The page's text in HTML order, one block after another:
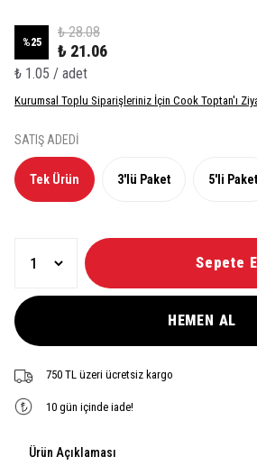
%25
₺ 28.08
₺ 21.06
₺ 1.05 / adet
Kurumsal Toplu Siparişleriniz İçin Cook Toptan'ı
SATIŞ ADEDİ
Tek Ürün 3'lü Paket 5'li Paket
Sepete
HEMEN AL
750 TL üzeri ücretsiz kargo
10 gün içinde iade!
Ürün Açıklaması